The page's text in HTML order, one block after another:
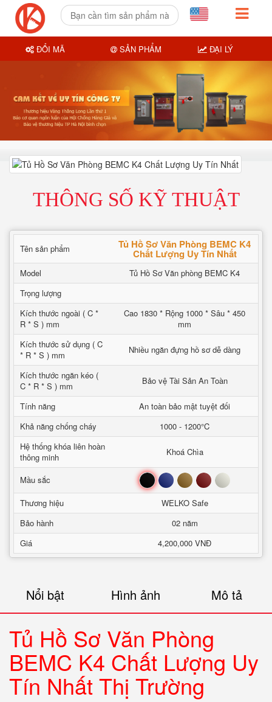
THÔNG SỐ KỸ THUẬT
Tên sản phẩm Tủ Hồ Sơ Văn Phòng BEMC K4
Chất Lượng Uy Tín Nhất
Model
Tủ Hồ Sơ Văn phòng BEMC K4
Trọng lượng
Kích thước ngoài ( C *
R * S ) mm
Cao 1830 * Rộng 1000 * Sâu * 450
mm
Kích thước sử dụng ( C
* R * S ) mm
Nhiều ngăn đựng hồ sơ dễ dàng
Kích thước ngăn kéo (
C * R * S ) mm
Bảo vệ Tài Sản An Toàn
Tính năng
An toàn bảo mật tuyệt đối
Khả năng chống cháy
1000 - 1200°C
Hệ thống khóa liên hoàn
thông minh
Khoá Chìa
Mầu sắc Đen Xanh Nâu Đỏ Trắng
Thương hiệu
WELKO Safe
Bảo hành
02 năm
Giá
4,200,000 VNĐ
Nổi bật Hình ảnh Mô tả
Tủ Hồ Sơ Văn Phòng
BEMC K4 Chất Lượng Uy
Tín Nhất Thị Trường
ĐỔI MÃ SẢN PHẨM ĐẠI LÝ